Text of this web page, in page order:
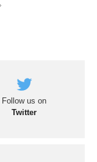
Follow us on
Twitter